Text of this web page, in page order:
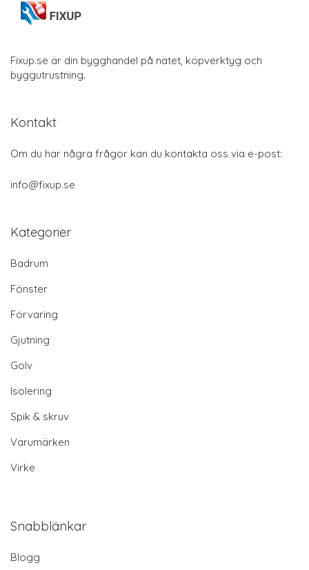
Fixup.se är din bygghandel på nätet, köpverktyg och
byggutrustning.
Kontakt
Om du har några frågor kan du kontakta oss via e-post:
info@fixup.se
Kategorier
Badrum
Fönster
Förvaring
Gjutning
Golv
Isolering
Spik & skruv
Varumärken
Virke
Snabblänkar
Blogg